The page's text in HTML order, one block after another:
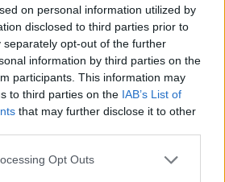
on personal information utilized by
disclosed to third parties prior to
separately opt-out of the further
information by third parties on the
participants. This information may
to third parties on the IAB’s List of
that may further disclose it to other
Opt Outs
| ¡Refuerzo
para la banda
El lateral
@paolomedina22,
la cantera de
, firma por una